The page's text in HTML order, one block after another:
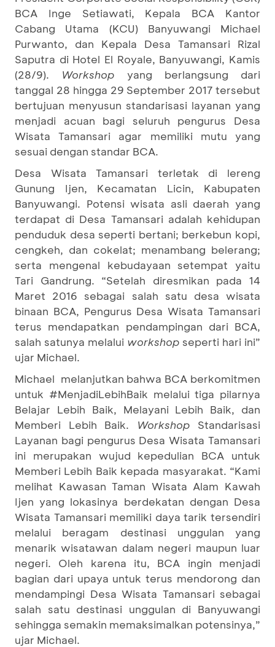
BCA Inge Setiawati, Kepala BCA Kantor
Cabang Utama (KCU) Banyuwangi Michael
Purwanto, dan Kepala Desa Tamansari Rizal
Saputra di Hotel El Royale, Banyuwangi, Kamis
(28/9). Workshop yang berlangsung dari
tanggal 28 hingga 29 September 2017 tersebut
bertujuan menyusun standarisasi layanan yang
menjadi acuan bagi seluruh pengurus Desa
Wisata Tamansari agar memiliki mutu yang
sesuai dengan standar BCA.
Desa Wisata Tamansari terletak di lereng
Gunung Ijen, Kecamatan Licin, Kabupaten
Banyuwangi. Potensi wisata asli daerah yang
terdapat di Desa Tamansari adalah kehidupan
penduduk desa seperti bertani; berkebun kopi,
cengkeh, dan cokelat; menambang belerang;
serta mengenal kebudayaan setempat yaitu
Tari Gandrung. “Setelah diresmikan pada 14
Maret 2016 sebagai salah satu desa wisata
binaan BCA, Pengurus Desa Wisata Tamansari
terus mendapatkan pendampingan dari BCA,
salah satunya melalui workshop seperti hari ini”
ujar Michael.
Michael melanjutkan bahwa BCA berkomitmen
untuk #MenjadiLebihBaik melalui tiga pilarnya
Belajar Lebih Baik, Melayani Lebih Baik, dan
Memberi Lebih Baik.
Workshop Standarisasi
Layanan bagi pengurus Desa Wisata Tamansari
ini merupakan wujud kepedulian BCA untuk
Memberi Lebih Baik kepada masyarakat. “Kami
melihat Kawasan Taman Wisata Alam Kawah
Ijen yang lokasinya berdekatan dengan Desa
Wisata Tamansari memiliki daya tarik tersendiri
melalui beragam destinasi unggulan yang
menarik wisatawan dalam negeri maupun luar
negeri. Oleh karena itu, BCA ingin menjadi
bagian dari upaya untuk terus mendorong dan
mendampingi Desa Wisata Tamansari sebagai
salah satu destinasi unggulan di Banyuwangi
sehingga semakin memaksimalkan potensinya,”
ujar Michael.